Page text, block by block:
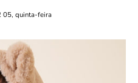
05, quinta-feira